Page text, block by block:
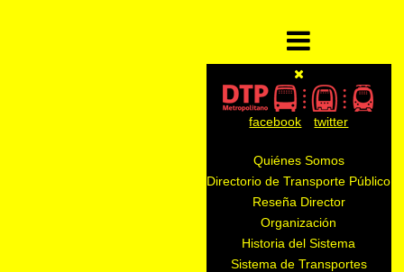
facebook twitter
Quiénes Somos
Directorio de Transporte Público
Reseña Director
Organización
Historia del Sistema
Sistema de Transportes